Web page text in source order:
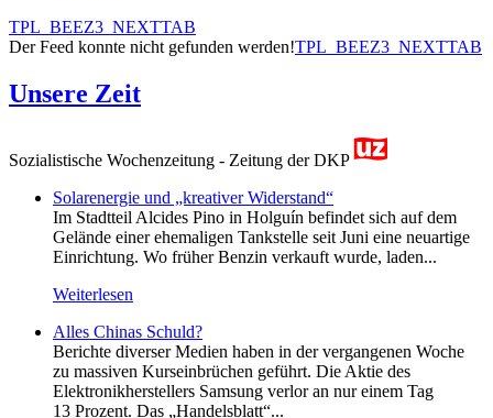
TPL_BEEZ3_NEXTTAB
Der Feed konnte nicht gefunden werden!TPL_BEEZ3_NEXTTAB
Unsere Zeit
Sozialistische Wochenzeitung - Zeitung der DKP
Solarenergie und „kreativer Widerstand“
Im Stadtteil Alcides Pino in Holguín befindet sich auf dem
Gelände einer ehemaligen Tankstelle seit Juni eine neuartige
Einrichtung. Wo früher Benzin verkauft wurde, laden...
Weiterlesen
Alles Chinas Schuld?
Berichte diverser Medien haben in der vergangenen Woche
zu massiven Kurseinbrüchen geführt. Die Aktie des
Elektronikherstellers Samsung verlor an nur einem Tag
13 Prozent. Das „Handelsblatt“...